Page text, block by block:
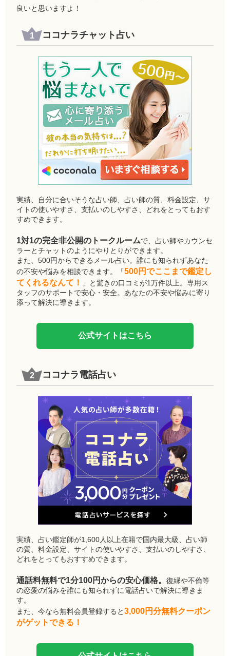
良いと思いますよ！
ココナラチャット占い
実績、自分に合いそうな占い師、占い師の質、料金設定、サ
イトの使いやすさ、支払いのしやすさ、どれをとってもおす
すめできます。
1対1の完全非公開のトークルームで、占い師やカウンセ
ラーとチャットのようにやりとりができます。
また、500円からできるメール占い。誰にも知られずあなた
の不安や悩みを相談できます。「500円でここまで鑑定し
てくれるなんて！
」と驚きの口コミが1万件以上。専用ス
タッフのサポートで安心・安全。あなたの不安や悩みに寄り
添って解決に導きます。
公式サイトはこちら
ココナラ電話占い
実績、占い鑑定師が1,600人以上在籍で国内最大級、占い師
の質、料金設定、サイトの使いやすさ、支払いのしやすさ、
どれをとってもおすすめできます。
通話料無料で1分100円からの安心価格。復縁や不倫等
の恋愛の悩みを誰にも知られずに電話占いで解決に導きま
す。
また、今なら無料会員登録すると3,000円分無料クーポン
がゲットできる！